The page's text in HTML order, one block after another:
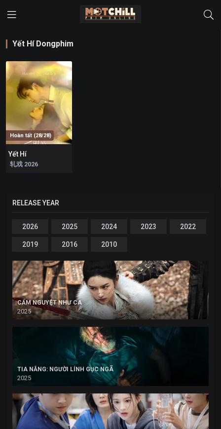
Yết Hí Dongphim
Hoàn tất (28/28)
Yết Hí
轧戏 2026
RELEASE YEAR
2026 2025 2024 2023 2022
2019 2016 2010
CẨM NGUYỆT NHƯ CA
2025
TIA NẮNG: NGƯỜI LÍNH GỤC NGÃ
2025